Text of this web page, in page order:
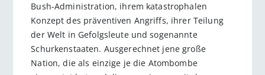
Bush-Administration, ihrem katastrophalen
Konzept des präventiven Angriffs, ihrer Teilung
der Welt in Gefolgsleute und sogenannte
Schurkenstaaten. Ausgerechnet jene große
Nation, die als einzige je die Atombombe